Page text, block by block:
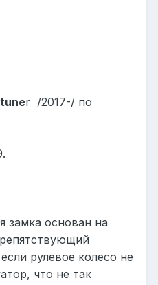
r /2017-/ по
замка основан на
рулевое колесо не
что не так